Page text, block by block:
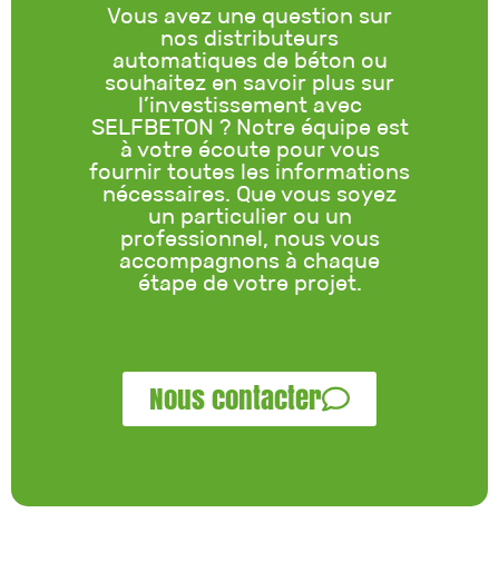
Vous avez une question sur
nos distributeurs
automatiques de béton ou
souhaitez en savoir plus sur
l’investissement avec
SELFBETON ? Notre équipe est
à votre écoute pour vous
fournir toutes les informations
nécessaires. Que vous soyez
un particulier ou un
professionnel, nous vous
accompagnons à chaque
étape de votre projet.
Nous contacter